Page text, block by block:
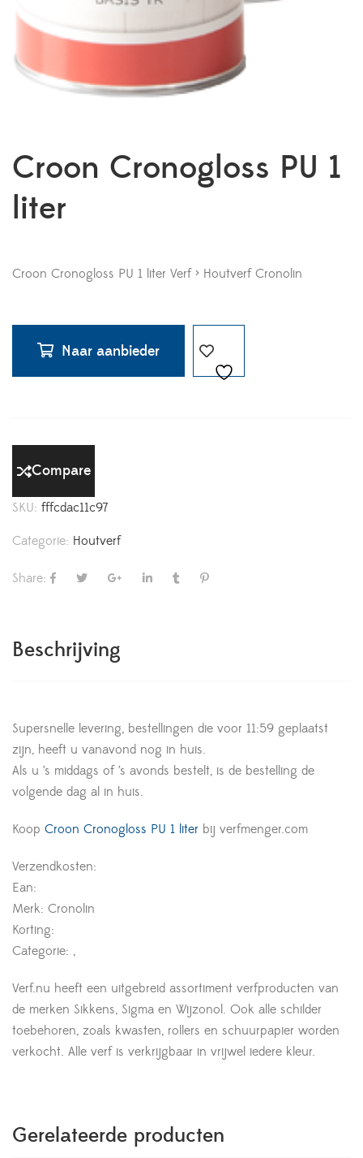
Croon Cronogloss PU 1
liter
Croon Cronogloss PU 1 liter Verf > Houtverf Cronolin
Naar aanbieder
Compare
SKU: fffcdac11c97
Categorie: Houtverf
Share:
Beschrijving
Supersnelle levering, bestellingen die voor 11:59 geplaatst
zijn, heeft u vanavond nog in huis.
Als u ’s middags of ’s avonds bestelt, is de bestelling de
volgende dag al in huis.
Koop Croon Cronogloss PU 1 liter bij verfmenger.com
Verzendkosten:
Ean:
Merk: Cronolin
Korting:
Categorie: ,
Verf.nu heeft een uitgebreid assortiment verfproducten van
de merken Sikkens, Sigma en Wijzonol. Ook alle schilder
toebehoren, zoals kwasten, rollers en schuurpapier worden
verkocht. Alle verf is verkrijgbaar in vrijwel iedere kleur.
Gerelateerde producten